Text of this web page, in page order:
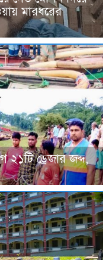
মারধরের
ড্রেজার জব্দ,